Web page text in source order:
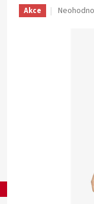
Akce
Průměrné